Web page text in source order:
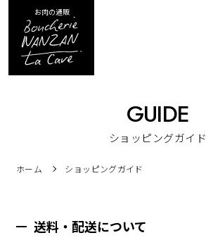
お肉の通販
GUIDE
ショッピングガイド
ホーム ショッピングガイド
送料・配送について